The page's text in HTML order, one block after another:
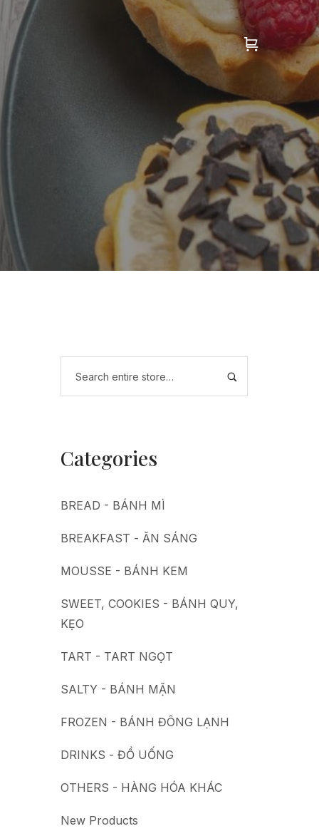
Categories
BREAD - BÁNH MÌ
BREAKFAST - ĂN SÁNG
MOUSSE - BÁNH KEM
SWEET, COOKIES - BÁNH QUY,
KẸO
TART - TART NGỌT
SALTY - BÁNH MẶN
FROZEN - BÁNH ĐÔNG LẠNH
DRINKS - ĐỒ UỐNG
OTHERS - HÀNG HÓA KHÁC
New Products